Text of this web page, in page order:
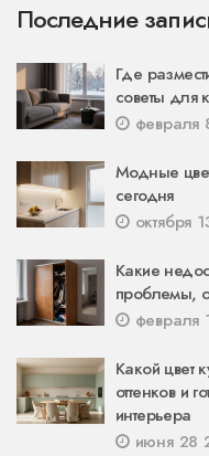
Последние
Где
советы для
февраля
Модные
сегодня
октября
Какие
проблемы, о
февраля
Какой цвет
оттенков и
интерьера
июня 28